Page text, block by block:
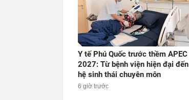
Y tế Phú Quốc trước thềm APEC
2027: Từ bệnh viện hiện đại đến
hệ sinh thái chuyên môn
6 giờ trước